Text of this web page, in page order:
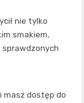
nie tylko
smakiem,
masz dostęp do